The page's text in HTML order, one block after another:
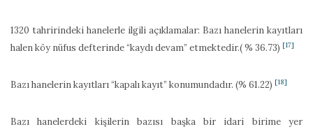
1320 tahririndeki hanelerle ilgili açıklamalar: Bazı hanelerin kayıtları
halen köy nüfus defterinde “kaydı devam” etmektedir.( % 36.73) [17]
Bazı hanelerin kayıtları “kapalı kayıt” konumundadır. (% 61.22) [18]
Bazı hanelerdeki kişilerin bazısı başka bir idari birime yer